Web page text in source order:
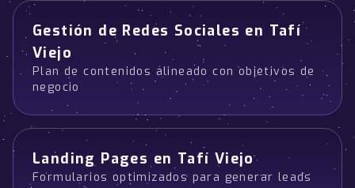
Gestión de Redes Sociales en Tafí
Viejo
Plan de contenidos alineado con objetivos de
negocio
Landing Pages en Tafí Viejo
Formularios optimizados para generar leads